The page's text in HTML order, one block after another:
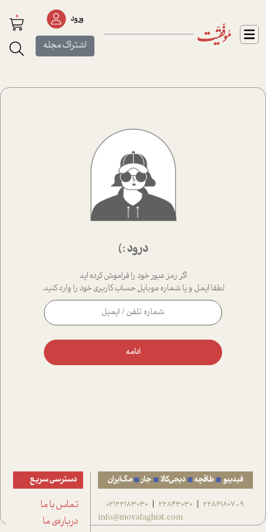
ورود
اشتراک مجله
0
درود :)
اگر رمز عبور خود را فراموش کرده اید
لطفا ایمل و یا شماره موبایل حساب کاربری خود را وارد کنید.
ادامه
فیدیبو طاقچه دیجی‌کالا جار مگ‌ایران
22861807-9
|
22843030
|
02122183030
info@movafaghiat.com
دسترسی سریع
تماس با ما
درباره‌ی ما